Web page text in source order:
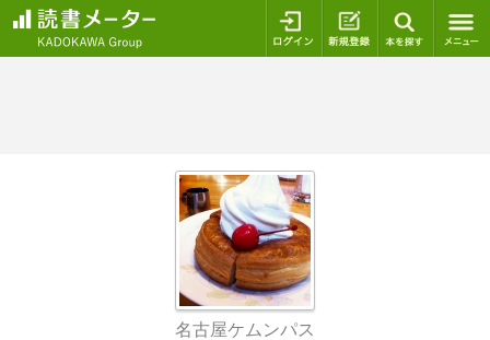
ログイン 新規登録
名古屋ケムンパス